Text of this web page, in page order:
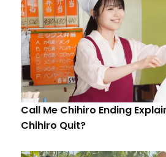
Call Me Chihiro Ending
Chihiro Quit?